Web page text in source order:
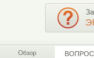
Обзор